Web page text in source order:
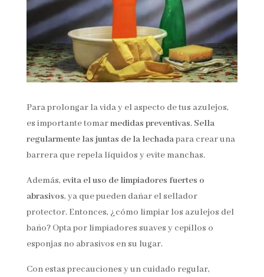
Para prolongar la vida y el aspecto de tus azulejos,
es importante tomarmedidas preventivas. Sella
regularmente las juntas de la lechadapara crear una
barrera que repela líquidos y evite manchas.
Además, evita el uso de limpiadores fuertes o
abrasivos, ya que pueden dañar el sellador
protector. Entonces, ¿cómo limpiar los azulejos del
baño? Opta por limpiadores suaves y cepillos o
esponjas no abrasivos en su lugar.
Con estas precauciones y un cuidado regular,